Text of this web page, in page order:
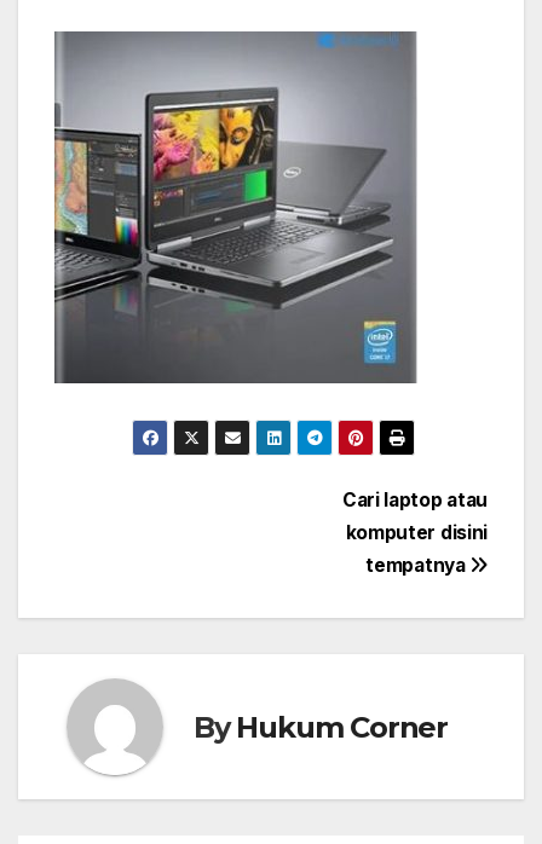
Cari laptop atau
komputer disini
tempatnya
ByHukum Corner